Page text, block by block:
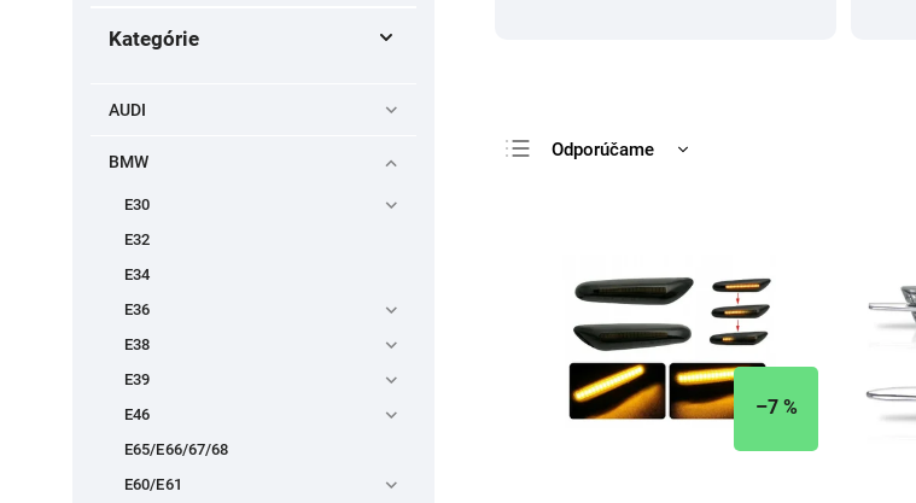
Kategórie
AUDI
BMW
E30
E32
E34
E36
E38
E39
E46
E65/E66/67/68
E60/E61
Odporúčame
Abecedne
–7 %